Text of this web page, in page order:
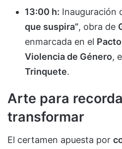
13:00 h: Inauguración
que suspira”, obra de
enmarcada en el
Violencia de Género,
Trinquete.
Arte para
transformar
El certamen apuesta por